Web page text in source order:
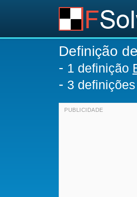
Definição de
- 1 definição
- 3